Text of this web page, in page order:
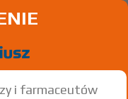
i farmaceutów